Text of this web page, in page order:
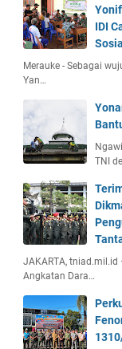
IDI
Sosial
Merauke - Sebagai
Yan…
TNI
JAKARTA, tniad.mil.id
Angkatan Dara…